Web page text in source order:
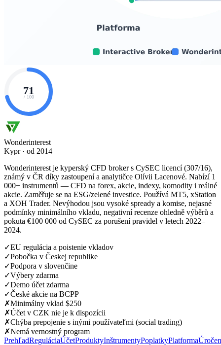
71
/ 100
Wonderinterest
Kypr · od 2014
Wonderinterest je kyperský CFD broker s CySEC licencí (307/16),
známý v ČR díky zastoupení a analytičce Olívii Lacenové. Nabízí 1
000+ instrumentů — CFD na forex, akcie, indexy, komodity i reálné
akcie. Zaměřuje se na ESG/zelené investice. Používá MT5, xStation
a XOH Trader. Nevýhodou jsou vysoké spready a komise, nejasné
podmínky minimálního vkladu, negativní recenze ohledně výběrů a
pokuta €100 000 od CySEC za porušení pravidel v letech 2022–
2024.
✓EU regulácia a poistenie vkladov
✓Pobočka v Českej republike
✓Podpora v slovenčine
✓Výbery zdarma
✓Demo účet zdarma
✓České akcie na BCPP
✗Minimálny vklad $250
✗Účet v CZK nie je k dispozícii
✗Chýba prepojenie s inými používateľmi (social trading)
✗Nemá vernostný program
PrehľadReguláciaÚčetProduktyInštrumentyPoplatkyPlatforma